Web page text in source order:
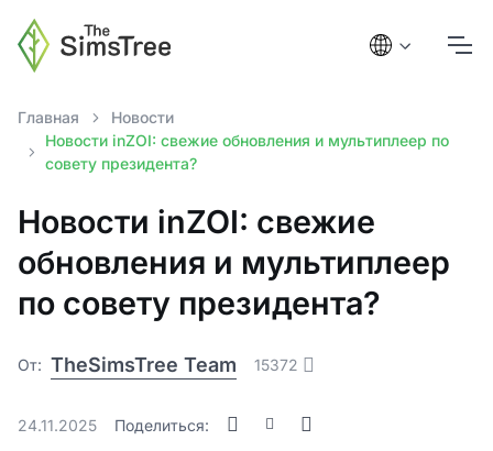
Главная
Новости
Новости inZOI: свежие обновления и мультиплеер по
совету президента?
Новости inZOI: свежие
обновления и мультиплеер
по совету президента?
От: TheSimsTree Team 15372
24.11.2025 Поделиться: